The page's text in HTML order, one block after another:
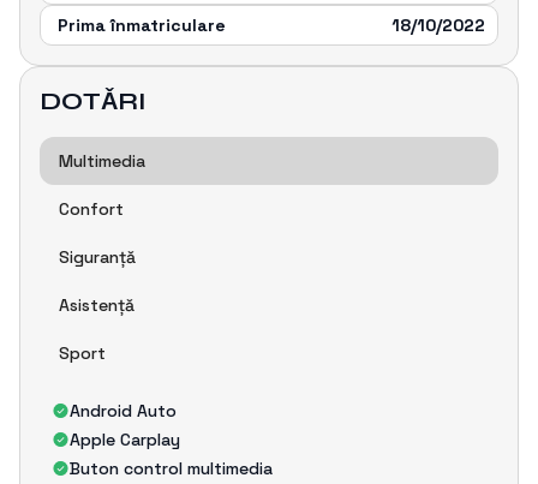
Prima înmatriculare
18/10/2022
DOTǍRI
Multimedia
Confort
Siguranțǎ
Asistențǎ
Sport
Android Auto
Apple Carplay
Buton control multimedia